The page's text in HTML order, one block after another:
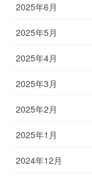
2025年6月
2025年5月
2025年4月
2025年3月
2025年2月
2025年1月
2024年12月